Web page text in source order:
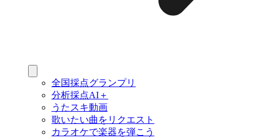
全国採点グランプリ
分析採点AI＋
うたスキ動画
歌いたい曲をリクエスト
カラオケで楽器を弾こう